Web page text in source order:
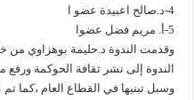
4-د.صالح اعبيدة عضو ا
5-أ. مريم فضل عضوا
الندوة إلى نشر ثقافة الحوكمة ورفع
وسبل تبنيها في القطاع العام ،كما